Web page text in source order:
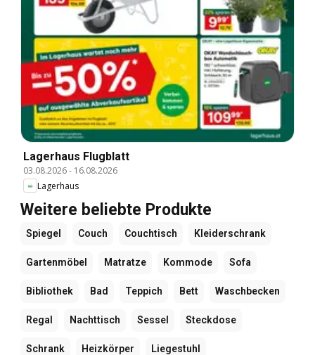
Lagerhaus Flugblatt
03.08.2026- 16.08.2026
Lagerhaus
Weitere beliebte Produkte
Spiegel Couch Couchtisch Kleiderschrank
Gartenmöbel Matratze Kommode Sofa
Bibliothek Bad Teppich Bett Waschbecken
Regal Nachttisch Sessel Steckdose
Schrank Heizkörper Liegestuhl